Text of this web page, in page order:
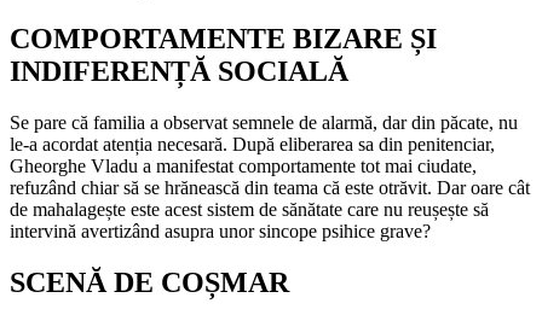
COMPORTAMENTE BIZARE ȘI
INDIFERENȚĂ SOCIALĂ
Se pare că familia a observat semnele de alarmă, dar din păcate, nu
le-a acordat atenția necesară. După eliberarea sa din penitenciar,
Gheorghe Vladu a manifestat comportamente tot mai ciudate,
refuzând chiar să se hrănească din teama că este otrăvit. Dar oare cât
de mahalagește este acest sistem de sănătate care nu reușește să
intervină avertizând asupra unor sincope psihice grave?
SCENĂ DE COȘMAR